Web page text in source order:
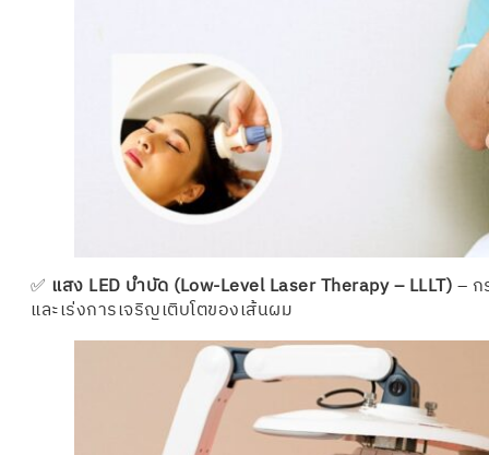
✅ แสง LED บำบัด (Low-Level Laser Therapy – LLLT)– ก
และเร่งการเจริญเติบโตของเส้นผม